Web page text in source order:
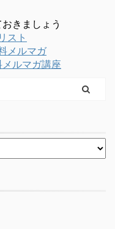
きましょう
スト
メルマガ
ルマガ講座